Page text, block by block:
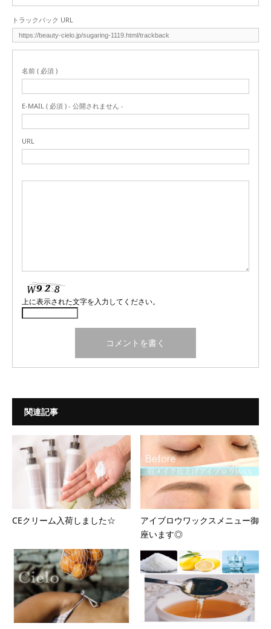
トラックバック URL
名前 ( 必須 )
E-MAIL ( 必須 ) - 公開されません -
URL
上に表示された文字を入力してください。
関連記事
CEクリーム入荷しました☆
アイブロウワックスメニュー御
座います◎